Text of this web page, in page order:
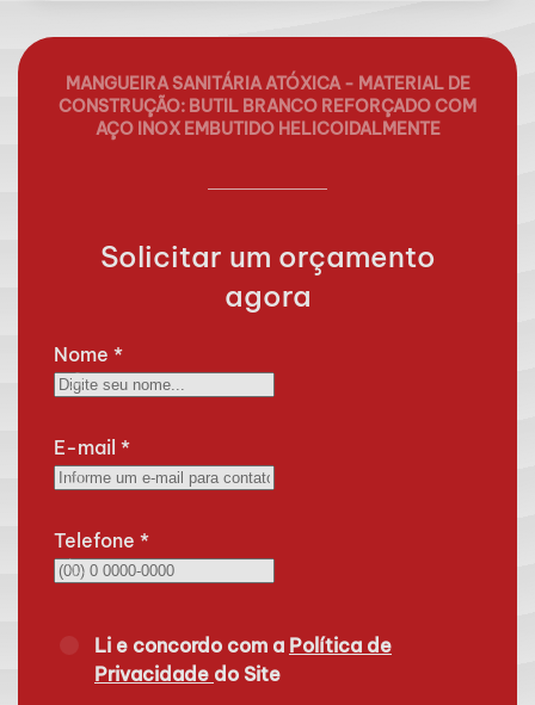
MANGUEIRA SANITÁRIA ATÓXICA - MATERIAL DE
CONSTRUÇÃO: BUTIL BRANCO REFORÇADO COM
AÇO INOX EMBUTIDO HELICOIDALMENTE
Solicitar um orçamento
agora
Nome *
E-mail *
Telefone *
Li e concordo com a Política de
Privacidade do Site